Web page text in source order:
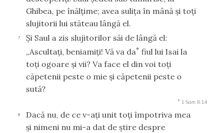
Ghibea, pe înălţime; avea suliţa în mână şi toţi
slujitorii lui stăteau lângă el.
7
Şi Saul a zis slujitorilor săi de lângă el:
„Ascultaţi, beniamiţi! Vă va da* fiul lui Isai la
toţi ogoare şi vii? Va face el din voi toţi
căpetenii peste o mie şi căpetenii peste o
sută?
* 1 Sam 8:14
8
Dacă nu, de ce v-aţi unit toţi împotriva mea
şi nimeni nu mi-a dat de ştire despre